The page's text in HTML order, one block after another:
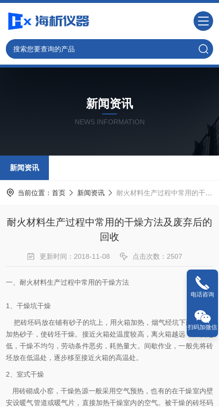
新闻资讯
NEWS INFORMATION
新闻资讯
当前位置： 首页 新闻资讯 耐火材料生产过程中常用的干燥方法及废弃后的回收
耐火材料生产过程中常用的干燥方法及废弃后的
回收
更新时间：2018-11-08 点击次数：2507
一、耐火材料生产过程中常用的干燥方法
1、干燥坑干燥
把砖坯码放在铺有砂子的坑上，用火箱加热，烟气经坑下面的烟道
加热砂子，使砖坯干燥。接近火箱处温度较高，离火箱越远，温度越
低，干燥不均匀，劳动条件恶劣，耗热量大。间歇作业，一般先将砖
坯放在低温处，逐步移至接近火箱的高温处。
2、室式干燥
用砖砌成小窑，干燥热源一般采用空气预热，也有的在干燥室内壁
安设暖气管道或暖气片，直接加热干燥室内的空气。被干燥的砖坯码
电话咨询
扫码加微信